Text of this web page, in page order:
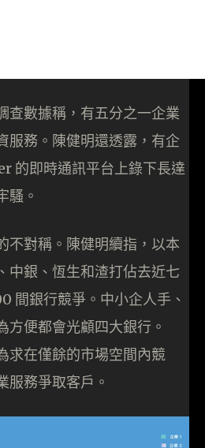
查數據稱，有五分之一企業
服務。陳健明還透露，有企
的即時通訊平台上錄下長達
騷。
不對稱。陳健明續指，以本
中銀、恆生和渣打佔去近七
間銀行競爭。中小企人手、
方便都會光顧四大銀行。
求在僅餘的市場空間內競
服務爭取客戶。